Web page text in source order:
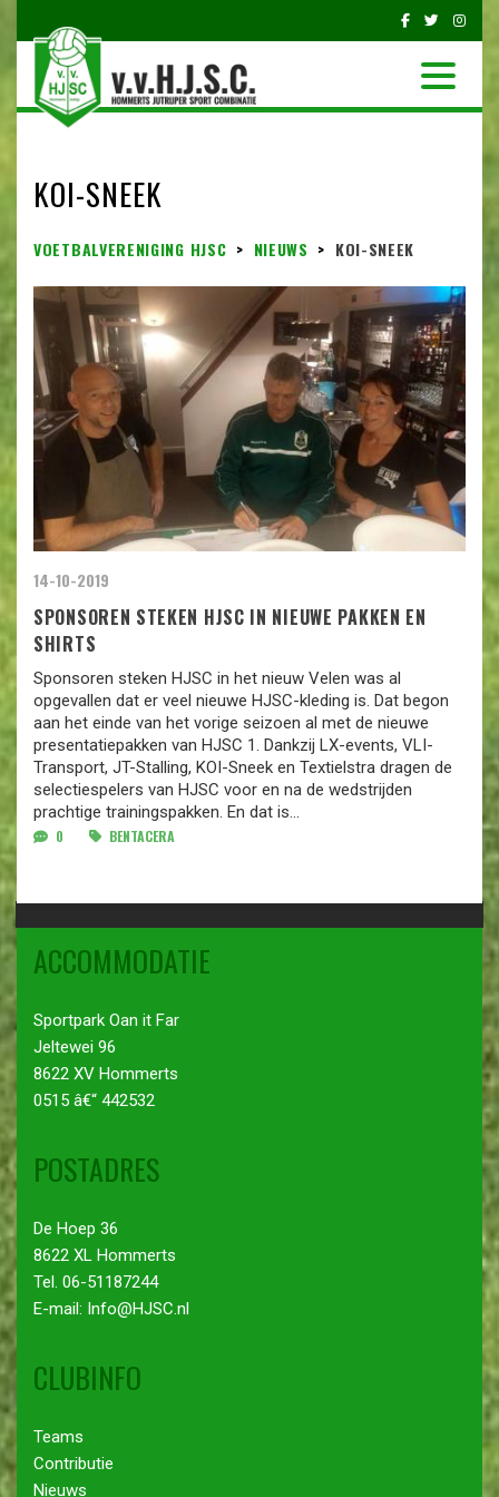
KOI-SNEEK
VOETBALVERENIGING HJSC > NIEUWS > KOI-SNEEK
14-10-2019
SPONSOREN STEKEN HJSC IN NIEUWE PAKKEN EN
SHIRTS
Sponsoren steken HJSC in het nieuw Velen was al
opgevallen dat er veel nieuwe HJSC-kleding is. Dat begon
aan het einde van het vorige seizoen al met de nieuwe
presentatiepakken van HJSC 1. Dankzij LX-events, VLI-
Transport, JT-Stalling, KOI-Sneek en Textielstra dragen de
selectiespelers van HJSC voor en na de wedstrijden
prachtige trainingspakken. En dat is...
0 BENTACERA
ACCOMMODATIE
Sportpark Oan it Far
Jeltewei 96
8622 XV Hommerts
0515 â€“ 442532
POSTADRES
De Hoep 36
8622 XL Hommerts
Tel. 06-51187244
E-mail: Info@HJSC.nl
CLUBINFO
Teams
Contributie
Nieuws